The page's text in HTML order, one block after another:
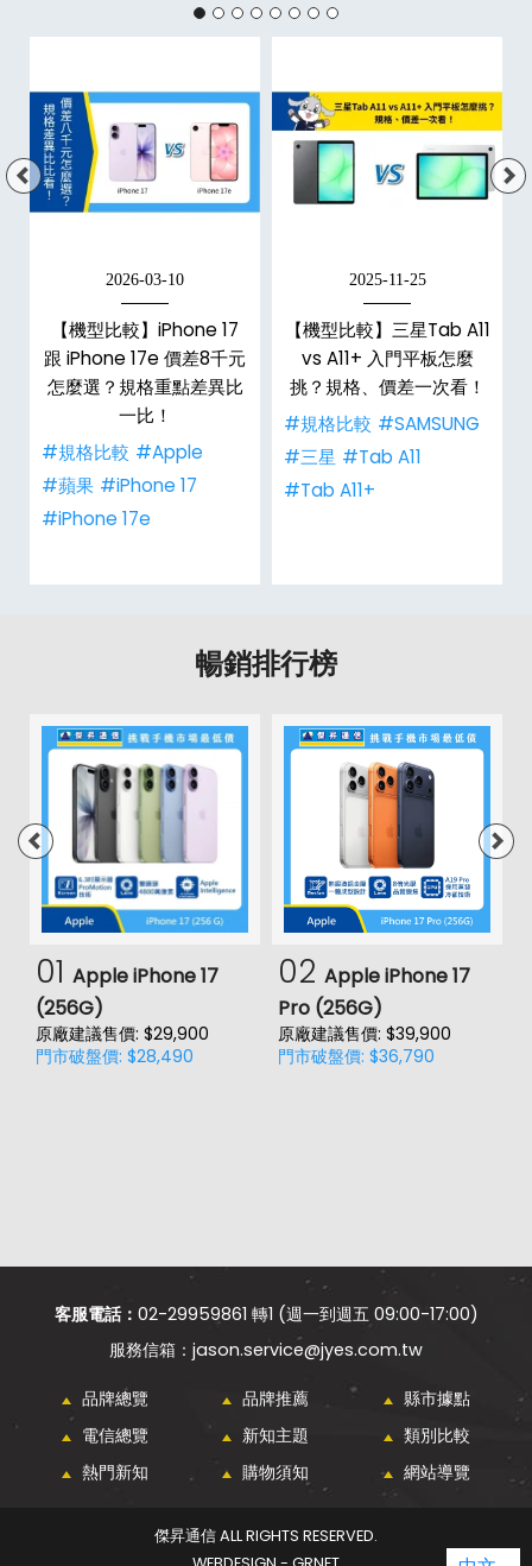
2026-03-10
【機型比較】iPhone 17
跟 iPhone 17e 價差8千元
怎麼選？規格重點差異比
一比！
#規格比較 #Apple
#蘋果 #iPhone 17
#iPhone 17e
2025-11-25
【機型比較】三星Tab A11
vs A11+ 入門平板怎麼
挑？規格、價差一次看！
#規格比較 #SAMSUNG
#三星 #Tab A11
#Tab A11+
暢銷排行榜
01 Apple iPhone 17
(256G)
原廠建議售價: $29,900
門市破盤價: $28,490
02 Apple iPhone 17
Pro (256G)
原廠建議售價: $39,900
門市破盤價: $36,790
客服電話： 02-29959861 轉1 (週一到週五 09:00-17:00)
jason.service@jyes.com.tw
品牌總覽 品牌推薦
縣市據點
電信總覽
新知主題
類別比較
熱門新知
購物須知 網站導覽
傑昇通信 ALL RIGHTS RESERVED.